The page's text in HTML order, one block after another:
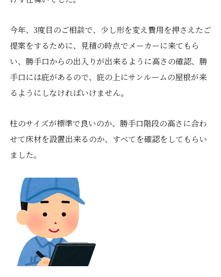
今年、3度目のご相談で、少し形を変え費用を押さえたご
提案をするために、見積の時点でメーカーに来てもら
い、勝手口からの出入りが出来るように高さの確認、勝
手口には庇があるので、庇の上にサンルームの屋根が来
るようにしなければいけません。
柱のサイズが標準で良いのか、勝手口階段の高さに合わ
せて床材を設置出来るのか、すべてを確認をしてもらい
ました。